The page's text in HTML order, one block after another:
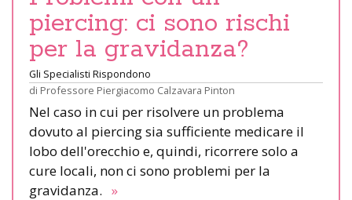
piercing: ci sono rischi
per la gravidanza?
Gli Specialisti Rispondono
di Professore Piergiacomo Calzavara Pinton
Nel caso in cui per risolvere un problema
dovuto al piercing sia sufficiente medicare il
lobo dell'orecchio e, quindi, ricorrere solo a
cure locali, non ci sono problemi per la
gravidanza. »